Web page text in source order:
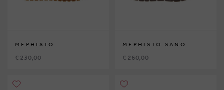
MEPHISTO
€ 230,00
MEPHISTO SANO
€ 260,00